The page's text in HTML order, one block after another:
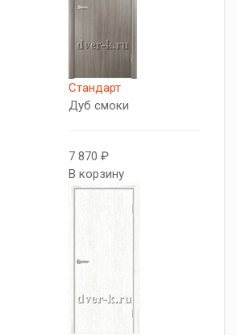
Стандарт
Дуб смоки
7 870 ₽
В корзину